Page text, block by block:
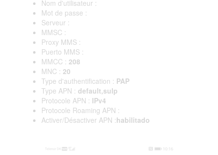
Nom d'utilisateur :
Mot de passe :
Serveur :
MMSC :
Proxy MMS :
Puerto MMS :
MMCC : 208
MNC : 20
Type d'authentification : PAP
Type APN : default,sulp
Protocole APN : IPv4
Protocole Roaming APN :
Activer/Désactiver APN :habilitado